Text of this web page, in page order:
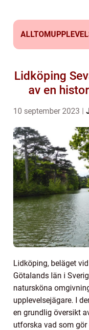
Lidköping
av en
10 september 2023
Lidköping, beläget
Götalands län i
natursköna
upplevelsejägare. I
en grundlig översikt
utforska vad som